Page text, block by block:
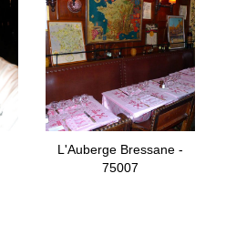
L'Auberge Bressane -
75007